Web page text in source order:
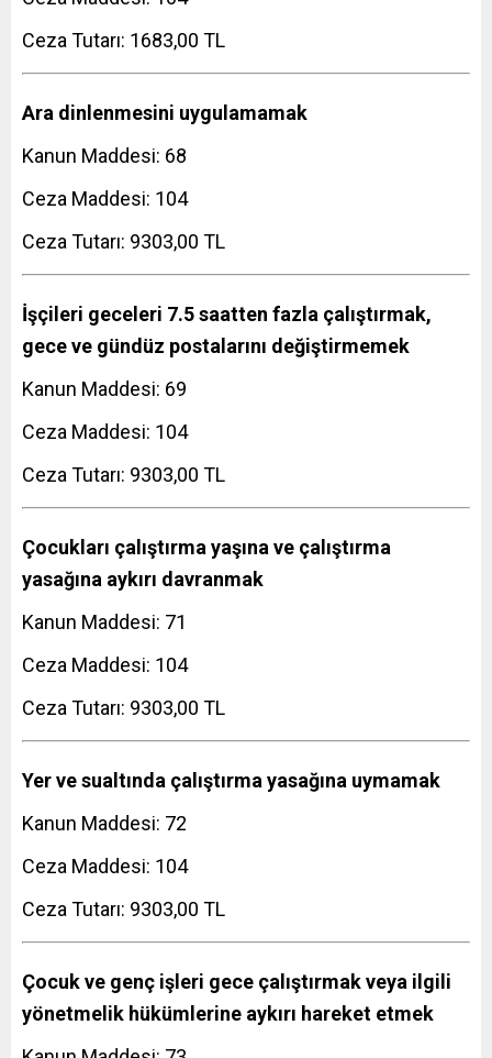
Ceza Tutarı: 1683,00 TL
Ara dinlenmesini uygulamamak
Kanun Maddesi: 68
Ceza Maddesi: 104
Ceza Tutarı: 9303,00 TL
İşçileri geceleri 7.5 saatten fazla çalıştırmak,
gece ve gündüz postalarını değiştirmemek
Kanun Maddesi: 69
Ceza Maddesi: 104
Ceza Tutarı: 9303,00 TL
Çocukları çalıştırma yaşına ve çalıştırma
yasağına aykırı davranmak
Kanun Maddesi: 71
Ceza Maddesi: 104
Ceza Tutarı: 9303,00 TL
Yer ve sualtında çalıştırma yasağına uymamak
Kanun Maddesi: 72
Ceza Maddesi: 104
Ceza Tutarı: 9303,00 TL
Çocuk ve genç işleri gece çalıştırmak veya ilgili
yönetmelik hükümlerine aykırı hareket etmek